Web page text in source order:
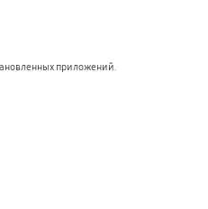
приложений.